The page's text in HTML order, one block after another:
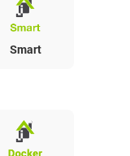
Smart